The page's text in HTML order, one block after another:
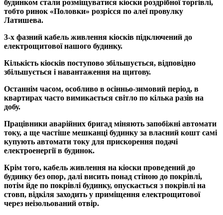
будинком стали розміщуватися кіоски роздрібної торгівлі,
тобто ринок «Половки» розрісся по алеї провулку
Латишева.
3-х фазний кабель живлення кіосків підключений до
електрощитової нашого будинку.
Кількість кіосків поступово збільшується, відповідно
збільшується і навантаження на щитову.
Останнім часом, особливо в осінньо-зимовий період, в
квартирах часто вимикається світло по кілька разів на
добу.
Працівники аварійних бригад міняють запобіжні автомати
току, а ще частіше мешканці будинку за власний кошт самі
купують автомати току для прискорення подачі
електроенергії в будинок.
Крім того, кабель живлення на кіоски проведений до
будинку без опор, далі висить понад стіною до покрівлі,
потім йде по покрівлі будинку, опускається з покрівлі на
стовп, відкіля заходить у приміщення електрощитової
через неізольований отвір.